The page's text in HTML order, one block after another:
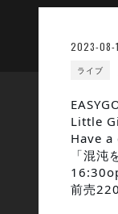
2023-08-
ライブ
Little
Have a
「混沌
前売